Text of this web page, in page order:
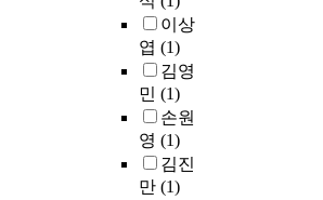
이상
엽 (1)
김영
민 (1)
손원
영 (1)
김진
만 (1)